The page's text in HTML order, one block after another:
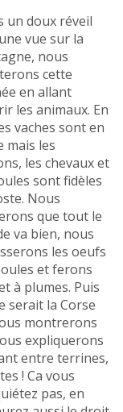
un doux réveil
vue sur la
nous
cette
en allant
les animaux. En
vaches sont en
mais les
les chevaux et
sont fidèles
Nous
que tout le
va bien, nous
les oeufs
et ferons
à plumes. Puis
serait la Corse
montrerons
expliquerons
entre terrines,
! Ca vous
pas, en